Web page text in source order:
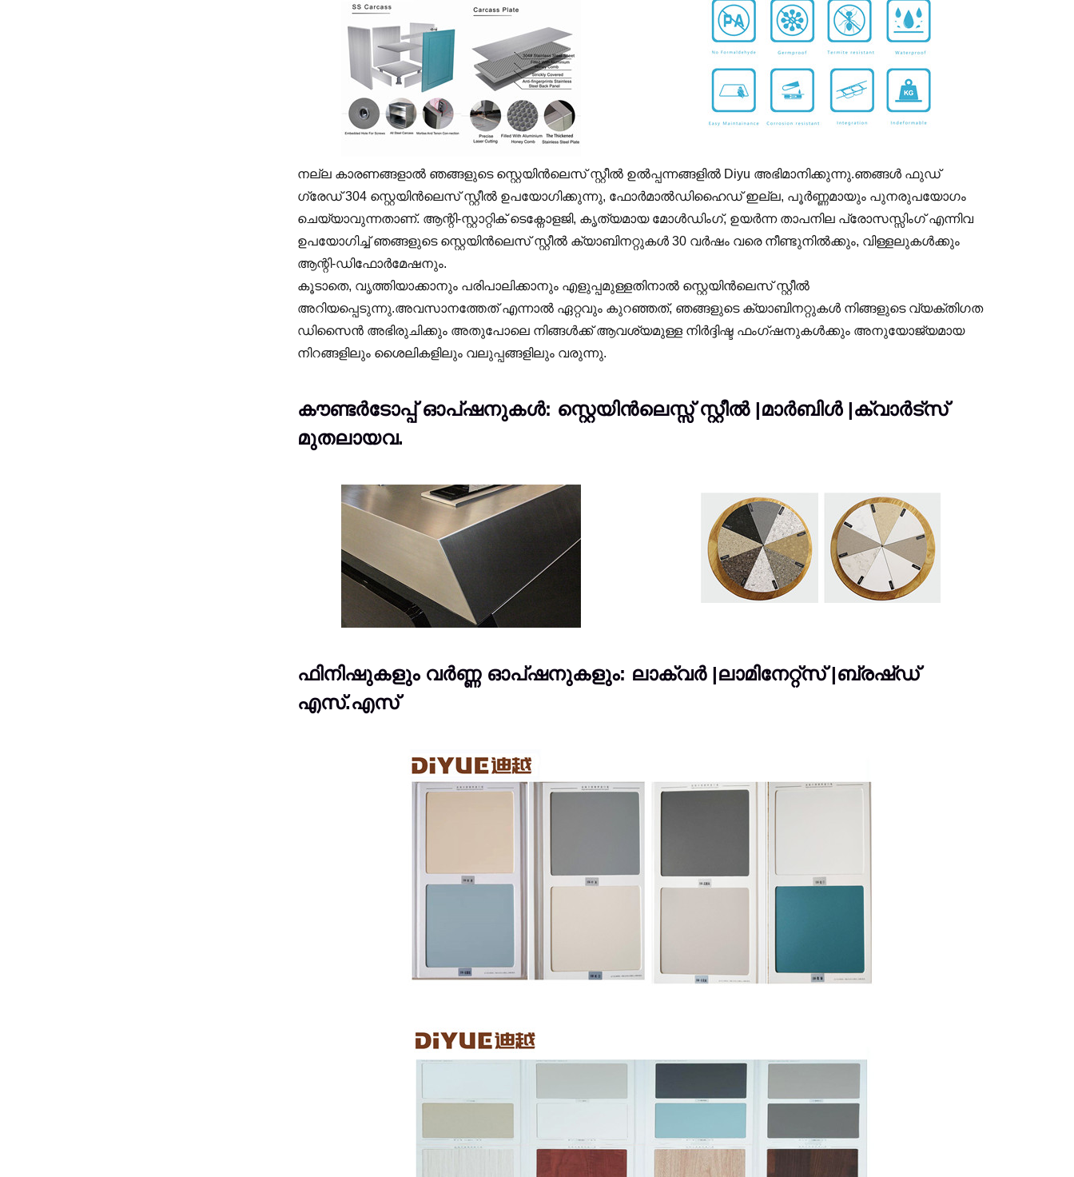
നല്ല കാരണങ്ങളാൽ ഞങ്ങളുടെ സ്റ്റെയിൻലെസ് സ്റ്റീൽ ഉൽപ്പന്നങ്ങളിൽ Diyu അഭിമാനിക്കുന്നു.ഞങ്ങൾ ഫുഡ്
ഗ്രേഡ് 304 സ്റ്റെയിൻലെസ് സ്റ്റീൽ ഉപയോഗിക്കുന്നു, ഫോർമാൽഡിഹൈഡ് ഇല്ല, പൂർണ്ണമായും പുനരുപയോഗം
ചെയ്യാവുന്നതാണ്. ആന്റി-സ്റ്റാറ്റിക് ടെക്നോളജി, കൃത്യമായ മോൾഡിംഗ്, ഉയർന്ന താപനില പ്രോസസ്സിംഗ് എന്നിവ
ഉപയോഗിച്ച് ഞങ്ങളുടെ സ്റ്റെയിൻലെസ് സ്റ്റീൽ ക്യാബിനറ്റുകൾ 30 വർഷം വരെ നീണ്ടുനിൽക്കും, വിള്ളലുകൾക്കും
ആന്റി-ഡിഫോർമേഷനും.
കൂടാതെ, വൃത്തിയാക്കാനും പരിപാലിക്കാനും എളുപ്പമുള്ളതിനാൽ സ്റ്റെയിൻലെസ് സ്റ്റീൽ
അറിയപ്പെടുന്നു.അവസാനത്തേത് എന്നാൽ ഏറ്റവും കുറഞ്ഞത്, ഞങ്ങളുടെ ക്യാബിനറ്റുകൾ നിങ്ങളുടെ വ്യക്തിഗത
ഡിസൈൻ അഭിരുചിക്കും അതുപോലെ നിങ്ങൾക്ക് ആവശ്യമുള്ള നിർദ്ദിഷ്ട ഫംഗ്‌ഷനുകൾക്കും അനുയോജ്യമായ
നിറങ്ങളിലും ശൈലികളിലും വലുപ്പങ്ങളിലും വരുന്നു.
കൗണ്ടർടോപ്പ് ഓപ്ഷനുകൾ: സ്റ്റെയിൻലെസ്സ് സ്റ്റീൽ |മാർബിൾ |ക്വാർട്സ്
മുതലായവ.
ഫിനിഷുകളും വർണ്ണ ഓപ്ഷനുകളും: ലാക്വർ |ലാമിനേറ്റ്സ് |ബ്രഷ്ഡ്
എസ്.എസ്